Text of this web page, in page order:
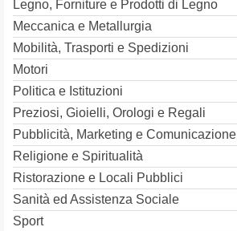
Legno, Forniture e Prodotti di Legno
Meccanica e Metallurgia
Mobilità, Trasporti e Spedizioni
Motori
Politica e Istituzioni
Preziosi, Gioielli, Orologi e Regali
Pubblicità, Marketing e Comunicazione
Religione e Spiritualità
Ristorazione e Locali Pubblici
Sanità ed Assistenza Sociale
Sport